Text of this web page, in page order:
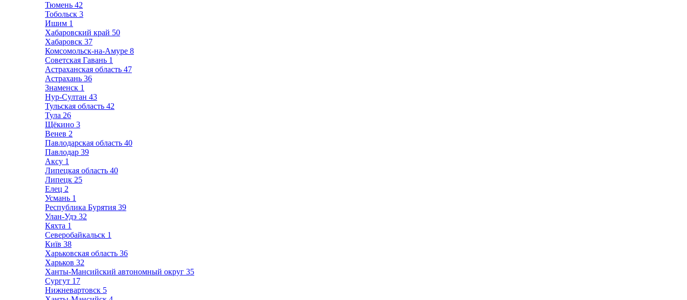
Тюмень 42
Тобольск 3
Ишим 1
Хабаровский край 50
Хабаровск 37
Комсомольск-на-Амуре 8
Советская Гавань 1
Астраханская область 47
Астрахань 36
Знаменск 1
Нур-Султан 43
Тульская область 42
Тула 26
Щёкино 3
Венев 2
Павлодарская область 40
Павлодар 39
Аксу 1
Липецкая область 40
Липецк 25
Елец 2
Усмань 1
Республика Бурятия 39
Улан-Удэ 32
Кяхта 1
Северобайкальск 1
Київ 38
Харьковская область 36
Харьков 32
Ханты-Мансийский автономный округ 35
Сургут 17
Нижневартовск 5